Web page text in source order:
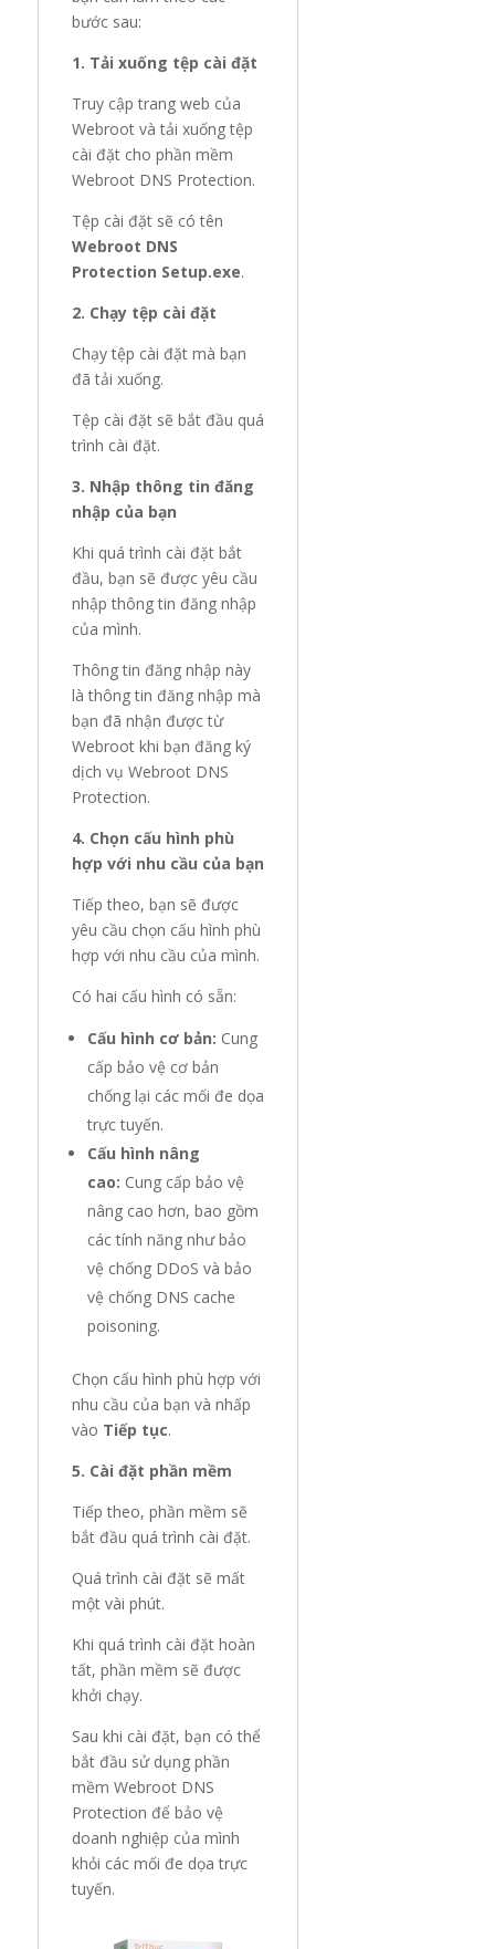
bước sau:
1. Tải xuống tệp cài đặt
Truy cập trang web của
Webroot và tải xuống tệp
cài đặt cho phần mềm
Webroot DNS Protection.
Tệp cài đặt sẽ có tên
Webroot DNS
Protection Setup.exe.
2. Chạy tệp cài đặt
Chạy tệp cài đặt mà bạn
đã tải xuống.
Tệp cài đặt sẽ bắt đầu quá
trình cài đặt.
3. Nhập thông tin đăng
nhập của bạn
Khi quá trình cài đặt bắt
đầu, bạn sẽ được yêu cầu
nhập thông tin đăng nhập
của mình.
Thông tin đăng nhập này
là thông tin đăng nhập mà
bạn đã nhận được từ
Webroot khi bạn đăng ký
dịch vụ Webroot DNS
Protection.
4. Chọn cấu hình phù
hợp với nhu cầu của bạn
Tiếp theo, bạn sẽ được
yêu cầu chọn cấu hình phù
hợp với nhu cầu của mình.
Có hai cấu hình có sẵn:
Cấu hình cơ bản: Cung
cấp bảo vệ cơ bản
chống lại các mối đe dọa
trực tuyến.
Cấu hình nâng
cao: Cung cấp bảo vệ
nâng cao hơn, bao gồm
các tính năng như bảo
vệ chống DDoS và bảo
vệ chống DNS cache
poisoning.
Chọn cấu hình phù hợp với
nhu cầu của bạn và nhấp
vào Tiếp tục.
5. Cài đặt phần mềm
Tiếp theo, phần mềm sẽ
bắt đầu quá trình cài đặt.
Quá trình cài đặt sẽ mất
một vài phút.
Khi quá trình cài đặt hoàn
tất, phần mềm sẽ được
khởi chạy.
Sau khi cài đặt, bạn có thể
bắt đầu sử dụng phần
mềm Webroot DNS
Protection để bảo vệ
doanh nghiệp của mình
khỏi các mối đe dọa trực
tuyến.